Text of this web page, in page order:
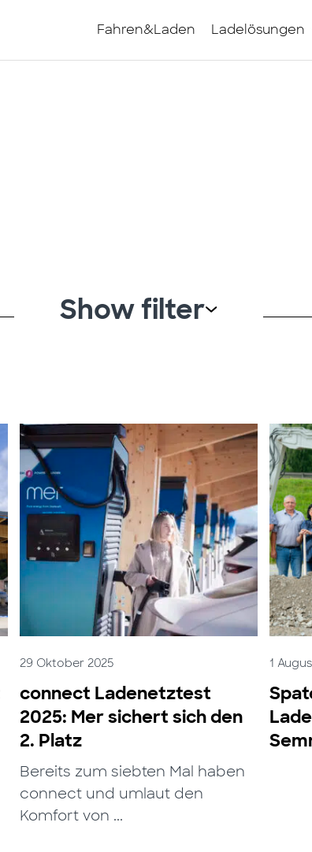
Fahren&Laden Ladelösungen
Show filter
29 Oktober 2025
connect Ladenetztest
2025: Mer sichert sich den
2. Platz
Bereits zum siebten Mal haben
connect und umlaut den
Komfort von ...
1